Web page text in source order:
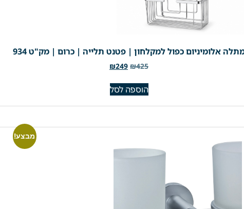
אלומיניום כפול למקלחון | פטנט תלייה | כרום | מק"ט 934
₪425
₪249
הוספה לסל
מבצע!